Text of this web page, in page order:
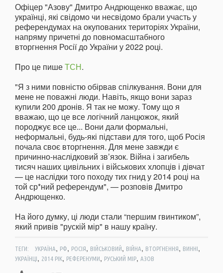
Офіцер "Азову" Дмитро Андрющенко вважає, що
українці, які свідомо чи несвідомо брали участь у
референдумах на окупованих територіях України,
напряму причетні до повномасштабного
вторгнення Росії до України у 2022 році.
Про це пишеТСН.
"Я з ними повністю обірвав спілкування. Вони для
мене не поважні люди. Навіть, якщо вони зараз
купили 200 дронів. Я так не можу. Тому що я
вважаю, що це все логічний ланцюжок, який
породжує все це... Вони дали формальні,
неформальні, будь-які підстави для того, щоб Росія
почала своє вторгнення. Для мене завжди є
причинно-наслідковий зв’язок. Війна і загибель
тисяч наших цивільних і військових хлопців і дівчат
— це наслідки того походу тих гнид у 2014 році на
той ср*ний референдум", — розповів Дмитро
Андрющенко.
На його думку, ці люди стали “першим гвинтиком”,
який привів "рускій мір" в нашу країну.
ТЕГИ: УКРАЇНА, РФ, РОСІЯ, ВІЙСЬКОВИЙ, ВІЙНА, ВТОРГНЕННЯ, ВИННІ,
УКРАЇНЦІ, 2014 РІК, РЕФЕРЕНУМИ, РУСЬКИЙ МІР, АЗОВ